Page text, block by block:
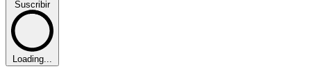
Suscribir
Loading...